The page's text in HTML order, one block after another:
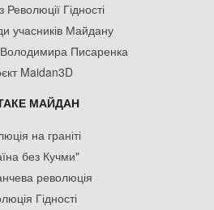
Революції Гідності
учасників Майдану
Писаренка
Maidan3D
МАЙДАН
на граніті
без Кучми"
революція
Гідності